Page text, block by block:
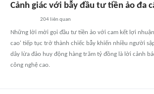
Cảnh giác với bẫy đầu tư tiền ảo đa
204 liên quan
Những lời mời gọi đầu tư tiền ảo với cam kết lợi
cao' tiếp tục trở thành chiếc bẫy khiến nhiều người
dây lừa đảo huy động hàng trăm tỷ đồng là lời cảnh
công nghệ cao.